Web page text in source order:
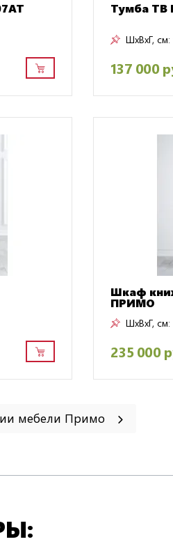
Тумба ТВ
ШxВxГ, см:
137 000
Шкаф
ПРИМО
ШxВxГ, см:
235 000
мебели Примо